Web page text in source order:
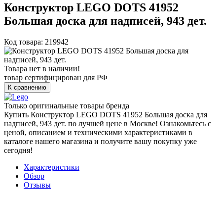
Конструктор LEGO DOTS 41952
Большая доска для надписей, 943 дет.
Код товара: 219942
Товара нет в наличии!
товар сертифицирован для РФ
К сравнению
Только оригинальные товары бренда
Купить Конструктор LEGO DOTS 41952 Большая доска для
надписей, 943 дет. по лучшей цене в Москве! Ознакомьтесь с
ценой, описанием и техническими характеристиками в
каталоге нашего магазина и получите вашу покупку уже
сегодня!
Характеристики
Обзор
Отзывы